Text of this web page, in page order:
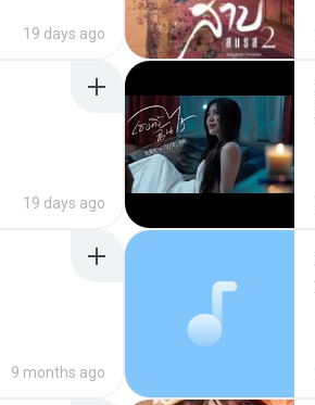
19 days ago
19 days ago
9 months ago